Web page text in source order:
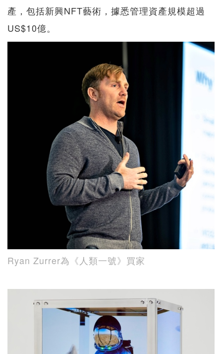
產，包括新興NFT藝術，據悉管理資產規模超過
US$10億。
Ryan Zurrer為《人類一號》買家